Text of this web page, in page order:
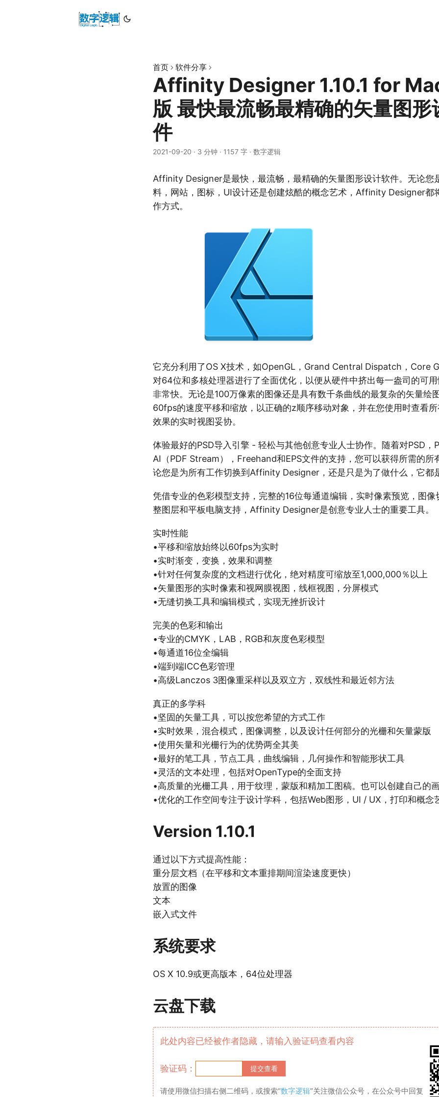
首页 软件分享
Affinity Designer 1.10.1 for
版 最快最流畅最精确的矢量图形
件
2021-09-20 · 3 分钟 · 1157 字 · 数字逻辑
Affinity Designer是最快，最流畅，最精确的矢量图形设计软件。无论您
料，网站，图标，UI设计还是创建炫酷的概念艺术，Affinity Designer都
作方式。
它充分利用了OS X技术，如OpenGL，Grand Central Dispatch，Core
对64位和多核处理器进行了全面优化，以便从硬件中挤出每一盎司的可
非常快。无论是100万像素的图像还是具有数千条曲线的最复杂的矢量绘
60fps的速度平移和缩放，以正确的z顺序移动对象，并在您使用时查看
效果的实时视图妥协。
体验最好的PSD导入引擎 - 轻松与其他创意专业人士协作。随着对PSD，
AI（PDF Stream），Freehand和EPS文件的支持，您可以获得所需的所
论您是为所有工作切换到Affinity Designer，还是只是为了做什么，它都
凭借专业的色彩模型支持，完整的16位每通道编辑，实时像素预览，图像
整图层和平板电脑支持，Affinity Designer是创意专业人士的重要工具。
实时性能
•平移和缩放始终以60fps为实时
•实时渐变，变换，效果和调整
•针对任何复杂度的文档进行优化，绝对精度可缩放至1,000,000％以上
•矢量图形的实时像素和视网膜视图，线框视图，分屏模式
•无缝切换工具和编辑模式，实现无挫折设计
完美的色彩和输出
•专业的CMYK，LAB，RGB和灰度色彩模型
•每通道16位全编辑
•端到端ICC色彩管理
•高级Lanczos 3图像重采样以及双立方，双线性和最近邻方法
真正的多学科
•坚固的矢量工具，可以按您希望的方式工作
•实时效果，混合模式，图像调整，以及设计任何部分的光栅和矢量蒙版
•使用矢量和光栅行为的优势两全其美
•最好的笔工具，节点工具，曲线编辑，几何操作和智能形状工具
•灵活的文本处理，包括对OpenType的全面支持
•高质量的光栅工具，用于纹理，蒙版和精加工图稿。也可以创建自己的画
•优化的工作空间专注于设计学科，包括Web图形，UI / UX，打印和概念
Version 1.10.1
通过以下方式提高性能：
重分层文档（在平移和文本重排期间渲染速度更快）
放置的图像
文本
嵌入式文件
系统要求
OS X 10.9或更高版本，64位处理器
云盘下载
此处内容已经被作者隐藏，请输入验证码查看内容
验证码：
请使用微信扫描右侧二维码，或搜索“数字逻辑”关注微信公众号，在公众号中回复